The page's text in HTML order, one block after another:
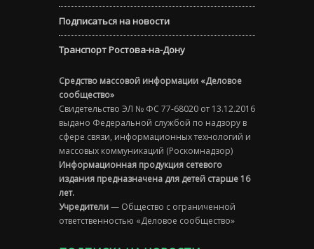
Подписаться на новости
Транспорт Ростова-на-Дону
Средство массовой информации «Деловое
сообщество»
Свидетельство ЭЛ № ФС 77-68020 от 13.12.2016
выдано Федеральной службой по надзору в
сфере связи, информационных технологий и
массовых коммуникаций (Роскомнадзор)
Информационная продукция сетевого
издания предназначена для детей старше 16
лет.
Учредители— Общество с ограниченной
ответственностью «Деловое сообщество»